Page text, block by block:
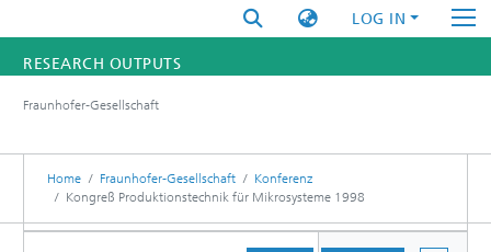
LOG IN
RESEARCH OUTPUTS
RESEARCHERS
INSTITUTES
Fraunhofer-Gesellschaft
Home Fraunhofer-Gesellschaft
Konferenz
Kongreß Produktionstechnik für Mikrosysteme 1998